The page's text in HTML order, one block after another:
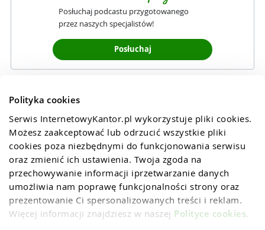
Polityka cookies
Serwis InternetowyKantor.pl wykorzystuje pliki cookies.
Możesz zaakceptować lub odrzucić wszystkie pliki
cookies poza niezbędnymi do funkcjonowania serwisu
oraz zmienić ich ustawienia. Twoja zgoda na
przechowywanie informacji iprzetwarzanie danych
umożliwia nam poprawę funkcjonalności strony oraz
prezentowanie Ci spersonalizowanych treści i reklam.
Więcej informacji znajdziesz w naszej Polityce cookies.
Posłuchaj podcastu przygotowanego
przez naszych specjalistów!
Posłuchaj